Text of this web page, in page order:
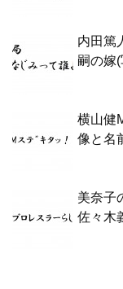
内田篤
嗣の嫁(
横山健
像と名
美奈子
佐々木